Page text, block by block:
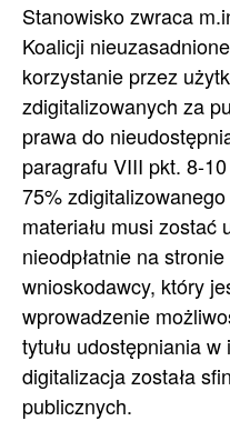
Stanowisko zwraca
Koalicji
korzystanie przez
zdigitalizowanych za
prawa do
paragrafu VIII pkt. 8-
75%
materiału musi zostać
nieodpłatnie na
wnioskodawcy, który
wprowadzenie
tytułu udostępniania
digitalizacja została
publicznych.